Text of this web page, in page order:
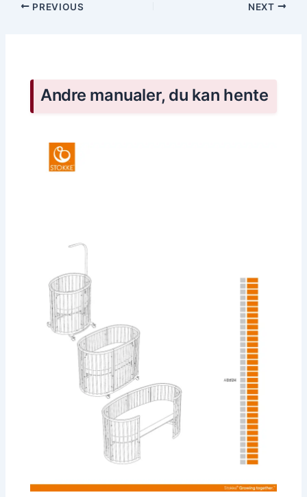
PREVIOUS NEXT
Andre manualer, du kan hente